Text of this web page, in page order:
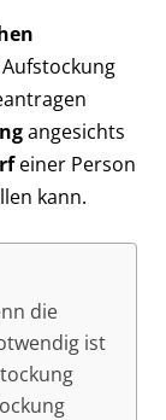
angesichts
einer Person
kann.
die
ist